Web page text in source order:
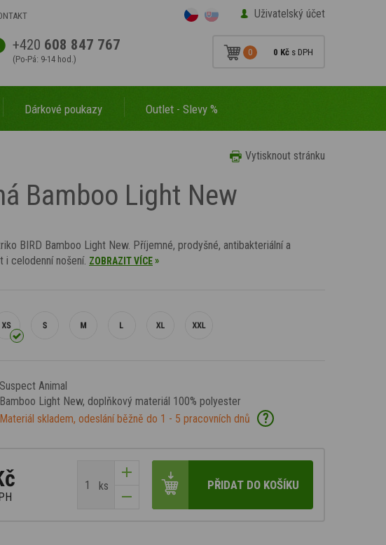
Uživatelský účet
+420 608 847 767
(Po-Pá: 9-14 hod.)
0 0 Kč s DPH
Dárkové poukazy Outlet - Slevy %
Vytisknout stránku
Bamboo Light New
BIRD Bamboo Light New. Příjemné, prodyšné, antibakteriální a
i celodenní nošení. ZOBRAZIT VÍCE»
Suspect Animal
Bamboo Light New, doplňkový materiál 100% polyester
Materiál skladem, odeslání běžně do 1 - 5 pracovních dnů ?
ks PŘIDAT DO KOŠÍKU